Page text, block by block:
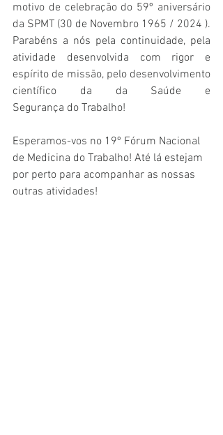
motivo de celebração do 59º aniversário
da SPMT (30 de Novembro 1965 / 2024 ).
Parabéns a nós pela continuidade, pela
atividade desenvolvida com rigor e
espírito de missão, pelo desenvolvimento
científico da da Saúde e
Segurança do Trabalho!
Esperamos-vos no 19º Fórum Nacional
de Medicina do Trabalho! Até lá estejam
por perto para acompanhar as nossas
outras atividades!